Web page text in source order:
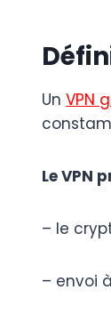
UnVPN
Le VPN
– le
– envoi